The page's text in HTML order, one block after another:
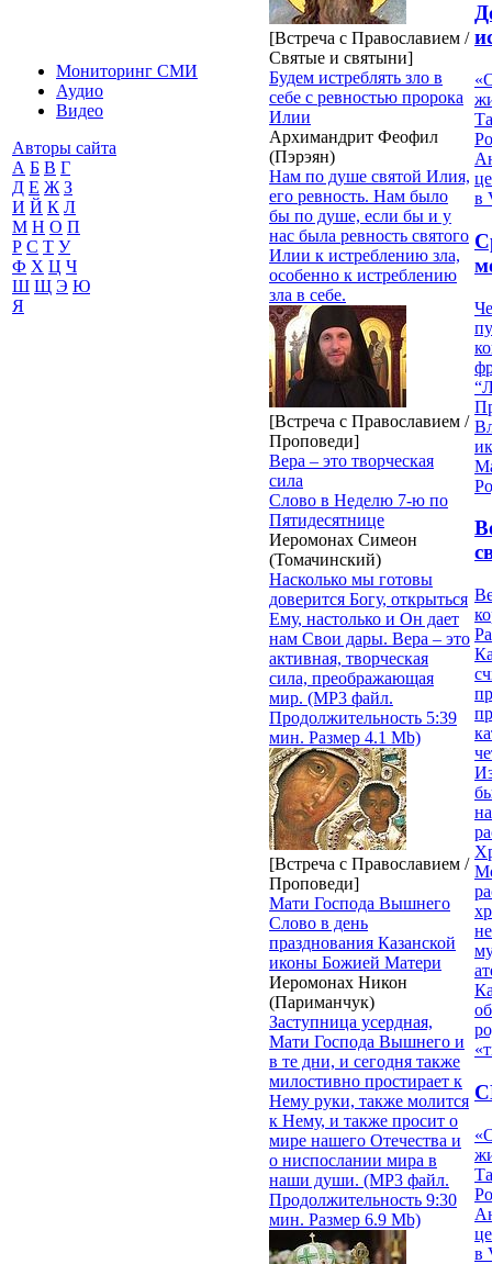
Мониторинг СМИ
Аудио
Видео
Авторы сайта
А Б В Г
Д Е Ж З
И Й К Л
М Н О П
Р С Т У
Ф Х Ц Ч
Ш Щ Э Ю
Я
[Встреча с Православием /
Святые и святыни]
Будем истреблять зло в
себе с ревностью пророка
Илии
Архимандрит Феофил
(Пэрэян)
Нам по душе святой Илия,
его ревность. Нам было
бы по душе, если бы и у
нас была ревность святого
Илии к истреблению зла,
особенно к истреблению
зла в себе.
[Встреча с Православием /
Проповеди]
Вера – это творческая
сила
Слово в Неделю 7-ю по
Пятидесятнице
Иеромонах Симеон
(Томачинский)
Насколько мы готовы
доверится Богу, открыться
Ему, настолько и Он дает
нам Свои дары. Вера – это
активная, творческая
сила, преображающая
мир. (MP3 файл.
Продолжительность 5:39
мин. Размер 4.1 Mb)
[Встреча с Православием /
Проповеди]
Мати Господа Вышнего
Слово в день
празднования Казанской
иконы Божией Матери
Иеромонах Никон
(Париманчук)
Заступница усердная,
Мати Господа Вышнего и
в те дни, и сегодня также
милостивно простирает к
Нему руки, также молится
к Нему, и также просит о
мире нашего Отечества и
о ниспослании мира в
наши души. (MP3 файл.
Продолжительность 9:30
мин. Размер 6.9 Mb)
в
в